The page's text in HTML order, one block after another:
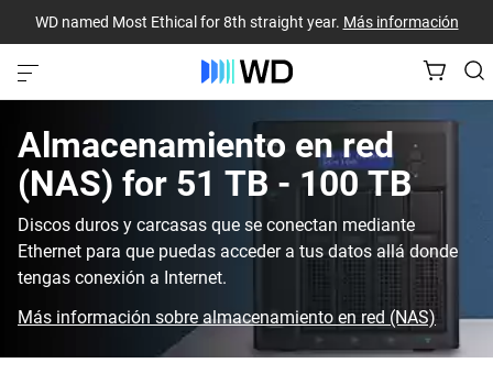
WD named Most Ethical for 8th straight year. Más información
Almacenamiento en red
(NAS)‎ for‎ 51 TB - 100 TB‎
Discos duros y carcasas que se conectan mediante
Ethernet para que puedas acceder a tus datos allá donde
tengas conexión a Internet.
Más información sobre almacenamiento en red (NAS)